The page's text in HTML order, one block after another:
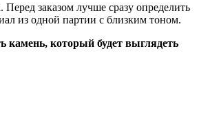
заказом лучше сразу определить
из одной партии с близким тоном.
который будет выглядеть